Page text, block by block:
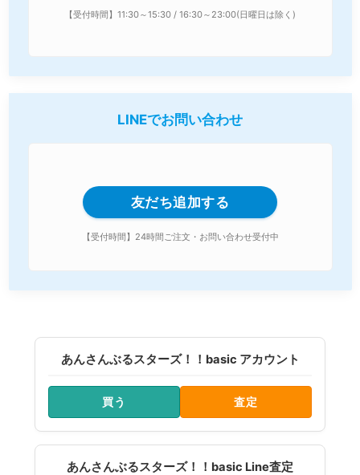
【受付時間】11:30～15:30 / 16:30～23:00(日曜日は除く)
LINEでお問い合わせ
友だち追加する
【受付時間】24時間ご注文・お問い合わせ受付中
あんさんぶるスターズ！！basic アカウント
買う 査定
あんさんぶるスターズ！！basic Line査定